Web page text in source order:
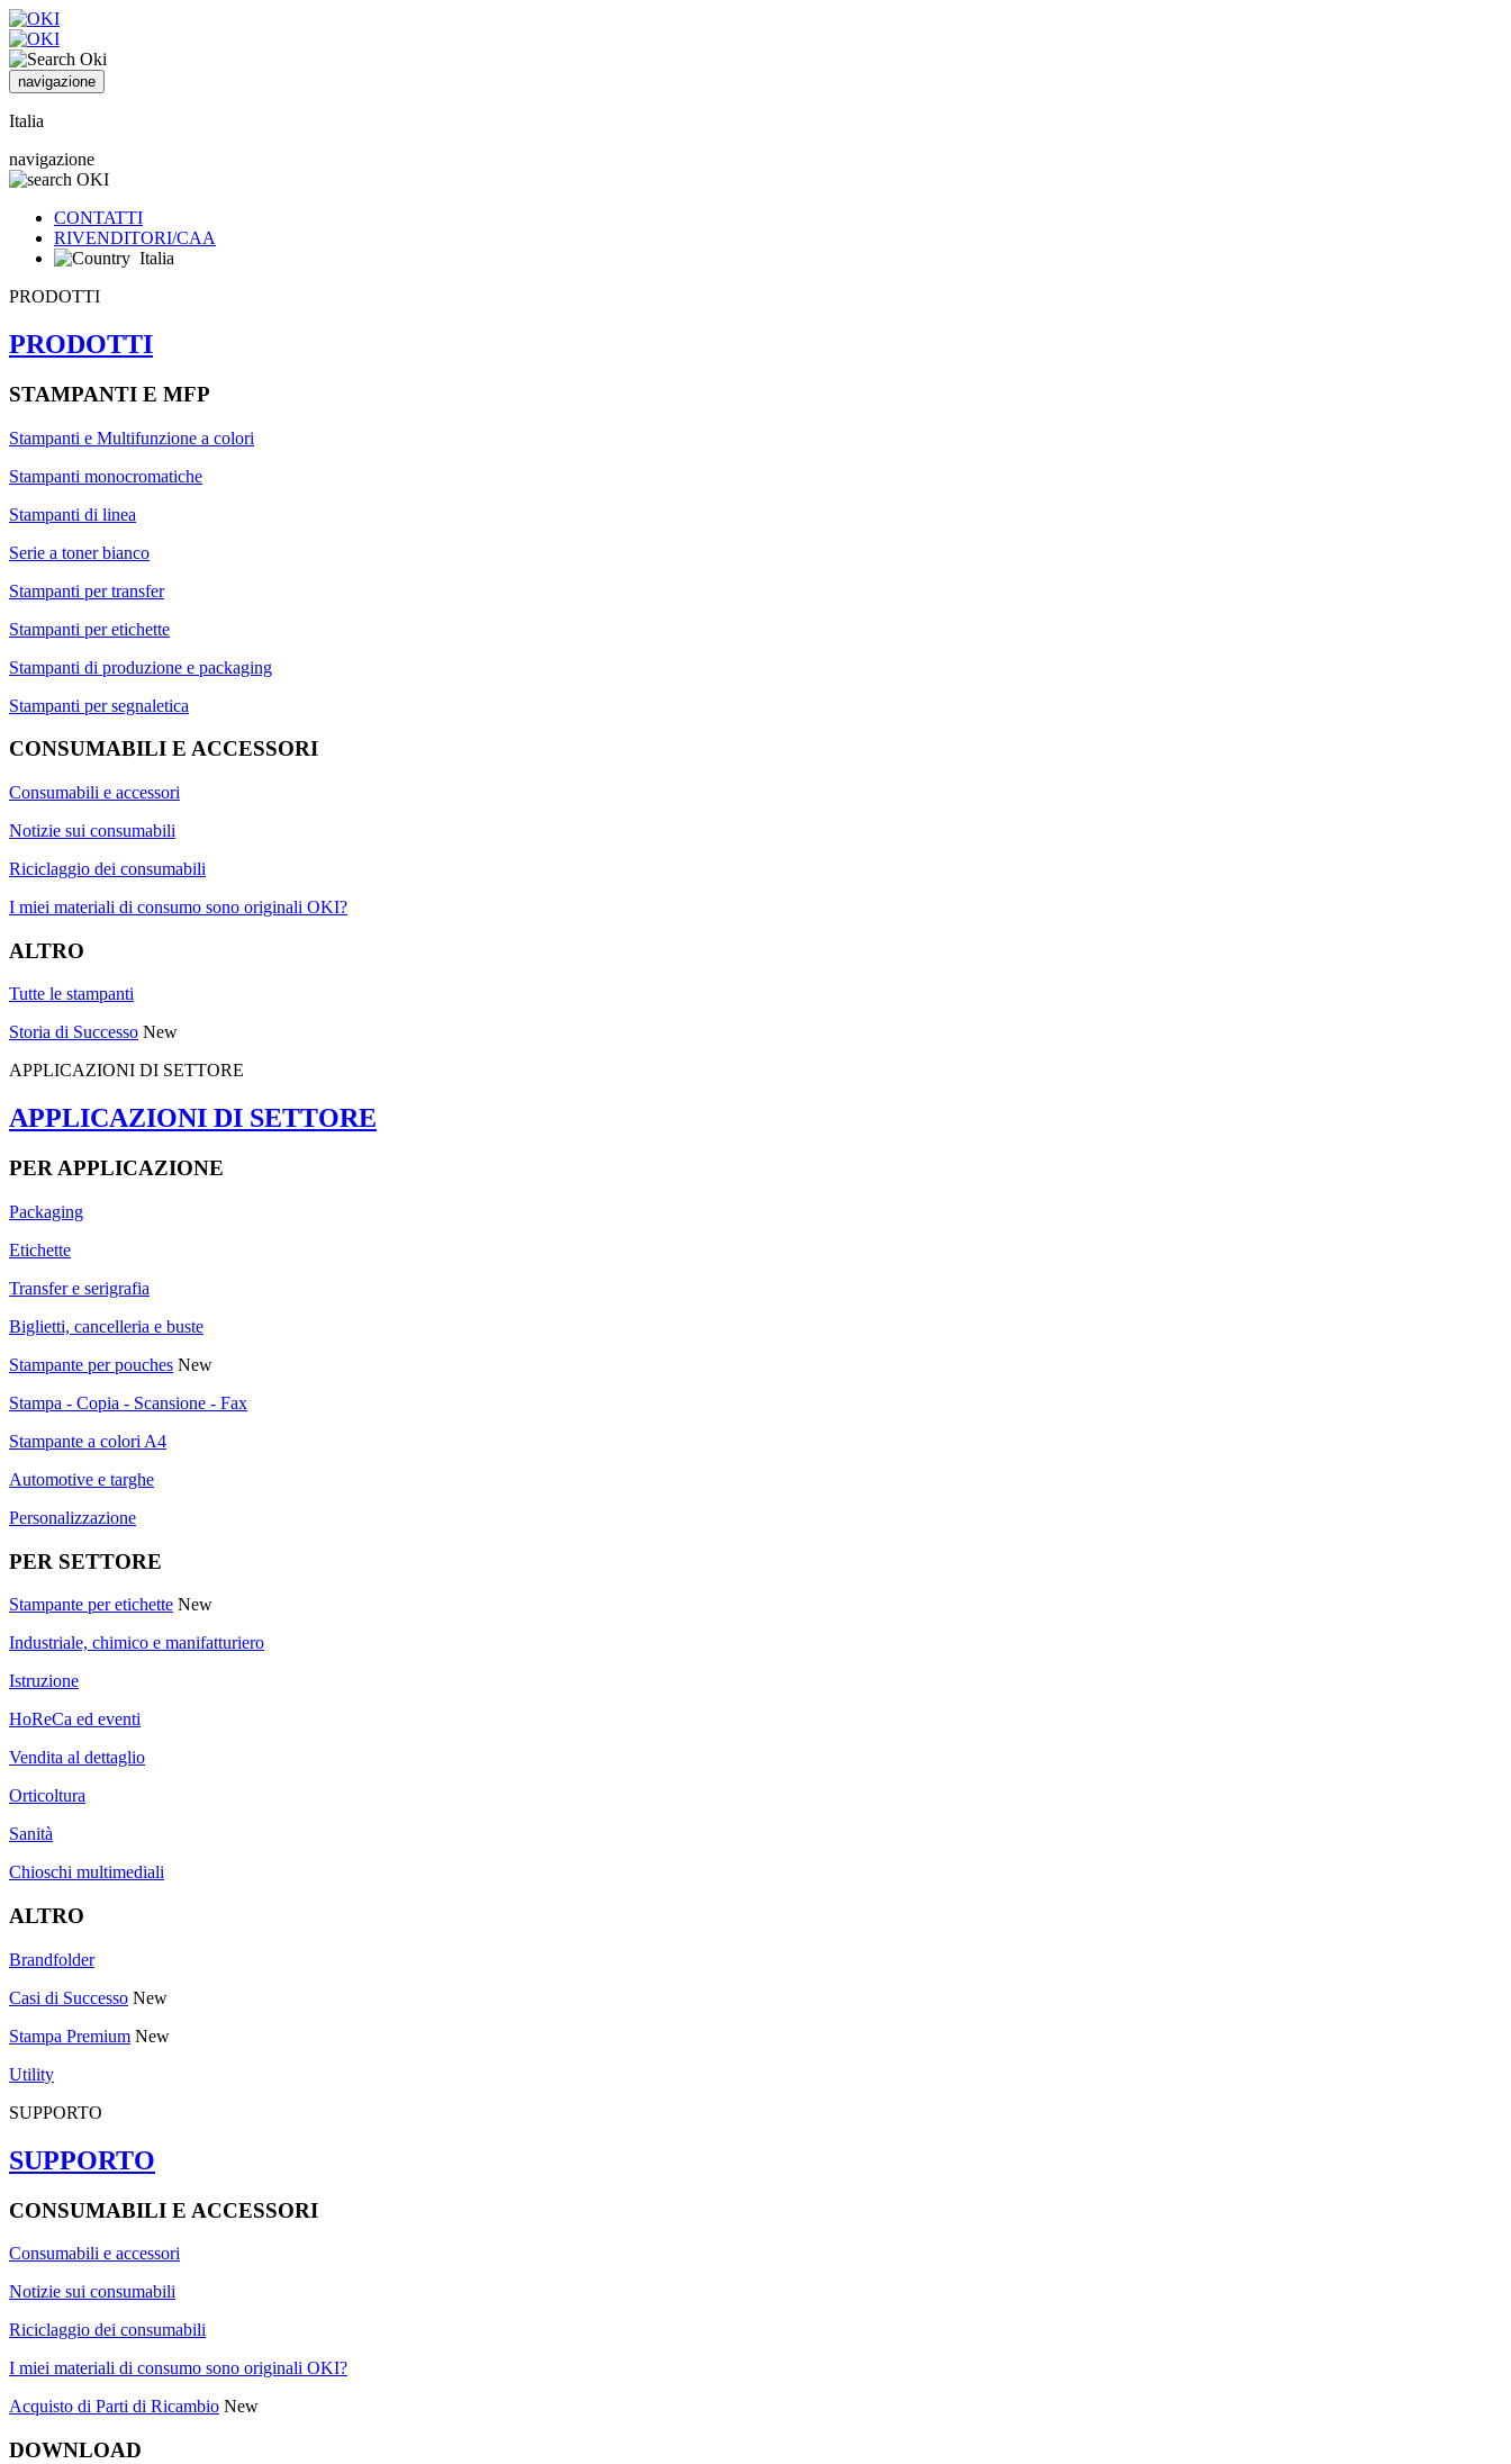
navigazione
Italia
navigazione
CONTATTI
RIVENDITORI/CAA
Italia
PRODOTTI
PRODOTTI
STAMPANTI E MFP
Stampanti e Multifunzione a colori
Stampanti monocromatiche
Stampanti di linea
Serie a toner bianco
Stampanti per transfer
Stampanti per etichette
Stampanti di produzione e packaging
Stampanti per segnaletica
CONSUMABILI E ACCESSORI
Consumabili e accessori
Notizie sui consumabili
Riciclaggio dei consumabili
I miei materiali di consumo sono originali OKI?
ALTRO
Tutte le stampanti
Storia di Successo New
APPLICAZIONI DI SETTORE
APPLICAZIONI DI SETTORE
PER APPLICAZIONE
Packaging
Etichette
Transfer e serigrafia
Biglietti, cancelleria e buste
Stampante per pouches New
Stampa - Copia - Scansione - Fax
Stampante a colori A4
Automotive e targhe
Personalizzazione
PER SETTORE
Stampante per etichette New
Industriale, chimico e manifatturiero
Istruzione
HoReCa ed eventi
Vendita al dettaglio
Orticoltura
Sanità
Chioschi multimediali
ALTRO
Brandfolder
Casi di Successo New
Stampa Premium New
Utility
SUPPORTO
SUPPORTO
CONSUMABILI E ACCESSORI
Consumabili e accessori
Notizie sui consumabili
Riciclaggio dei consumabili
I miei materiali di consumo sono originali OKI?
Acquisto di Parti di Ricambio New
DOWNLOAD